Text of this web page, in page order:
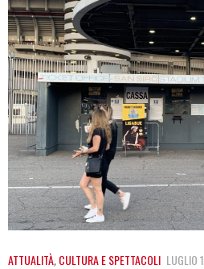
ATTUALITÀ,CULTURA E SPETTACOLI LUGLIO